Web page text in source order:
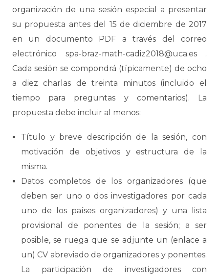
organización de una sesión especial a presentar
su propuesta antes del 15 de diciembre de 2017
en un documento PDF a través del correo
electrónico spa-braz-math-cadiz2018@uca.es .
Cada sesión se compondrá (típicamente) de ocho
a diez charlas de treinta minutos (incluido el
tiempo para preguntas y comentarios). La
propuesta debe incluir al menos:
Título y breve descripción de la sesión, con
motivación de objetivos y estructura de la
misma.
Datos completos de los organizadores (que
deben ser uno o dos investigadores por cada
uno de los países organizadores) y una lista
provisional de ponentes de la sesión; a ser
posible, se ruega que se adjunte un (enlace a
un) CV abreviado de organizadores y ponentes.
La participación de investigadores con